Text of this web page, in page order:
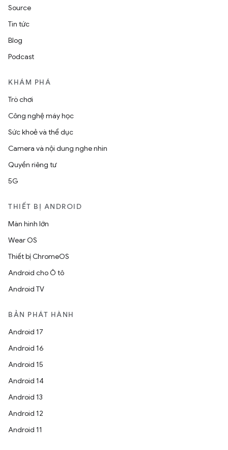
Source
Tin tức
Blog
Podcast
KHÁM PHÁ
Trò chơi
Công nghệ máy học
Sức khoẻ và thể dục
Camera và nội dung nghe nhìn
Quyền riêng tư
5G
THIẾT BỊ ANDROID
Màn hình lớn
Wear OS
Thiết bị ChromeOS
Android cho Ô tô
Android TV
BẢN PHÁT HÀNH
Android 17
Android 16
Android 15
Android 14
Android 13
Android 12
Android 11